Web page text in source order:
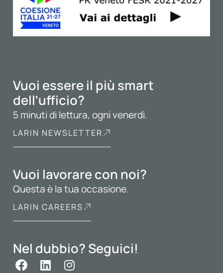
Vuoi essere il più smart
dell’ufficio?
5 minuti di lettura, ogni venerdì.
LARIN NEWSLETTER
Vuoi lavorare con noi?
Questa è la tua occasione.
LARIN CAREERS
Nel dubbio? Seguici!